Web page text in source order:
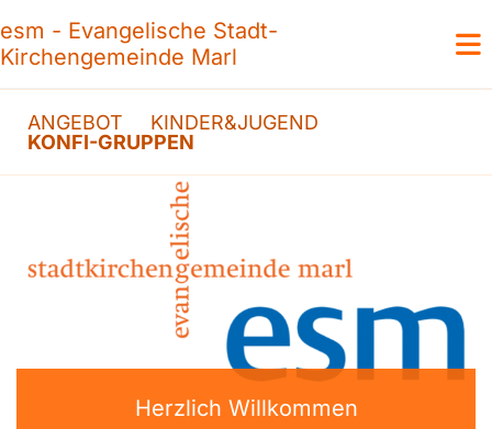
esm - Evangelische Stadt-
Kirchengemeinde Marl
ANGEBOT
KINDER&JUGEND
KONFI-GRUPPEN
Herzlich Willkommen